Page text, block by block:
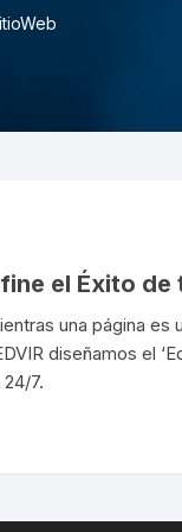
el Éxito
una página
diseñamos el
7.